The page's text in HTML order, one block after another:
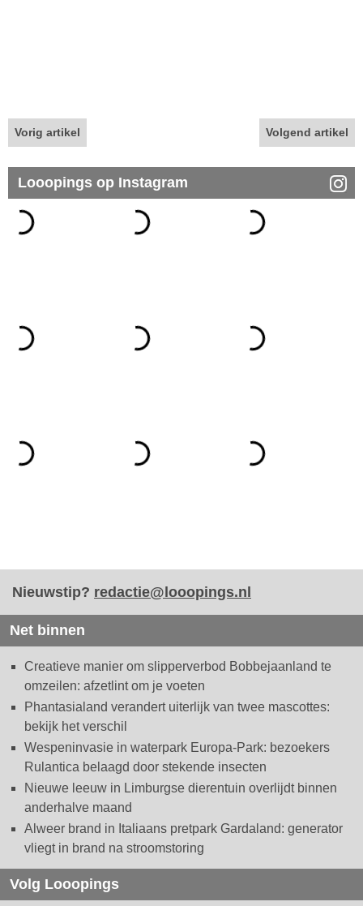
Vorig artikel Volgend artikel
Looopings op Instagram
Nieuwstip? redactie@looopings.nl
Net binnen
Creatieve manier om slipperverbod Bobbejaanland te
omzeilen: afzetlint om je voeten
Phantasialand verandert uiterlijk van twee mascottes:
bekijk het verschil
Wespeninvasie in waterpark Europa-Park: bezoekers
Rulantica belaagd door stekende insecten
Nieuwe leeuw in Limburgse dierentuin overlijdt binnen
anderhalve maand
Alweer brand in Italiaans pretpark Gardaland: generator
vliegt in brand na stroomstoring
Volg Looopings